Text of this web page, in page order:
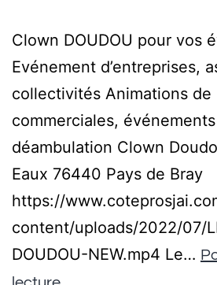
Clown DOUDOU pour vos
Evénement d’entreprises,
collectivités Animations de
commerciales,
déambulation Clown
Eaux 76440 Pays de Bray
https://
content/uploads/2022/07/
DOUDOU-NEW.mp4 Le…